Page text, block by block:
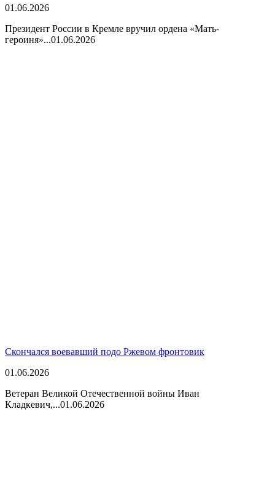
01.06.2026
Президент России в Кремле вручил ордена «Мать-
героиня»...01.06.2026
Скончался воевавший подо Ржевом фронтовик
01.06.2026
Ветеран Великой Отечественной войны Иван
Кладкевич,...01.06.2026